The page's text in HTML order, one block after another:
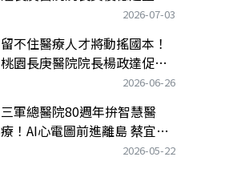
2026-07-03
留不住醫療人才將動搖國本！
桃園長庚醫院院長楊政達促建
2026-06-26
三軍總醫院80週年拚智慧醫
療！AI心電圖前進離島 蔡宜廷
2026-05-22